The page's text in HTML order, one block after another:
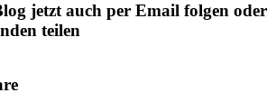
jetzt auch per Email folgen oder
teilen